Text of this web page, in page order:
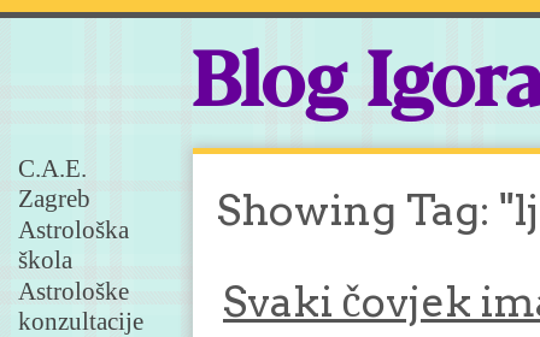
Blog
C.A.E.
Zagreb
Astrološka
škola
Astrološke
konzultacije
Showing Tag:
Svaki čovjek